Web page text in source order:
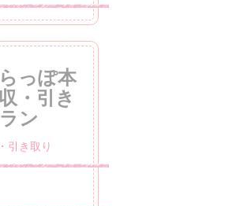
っぽ本
・引き
ン
引き取り